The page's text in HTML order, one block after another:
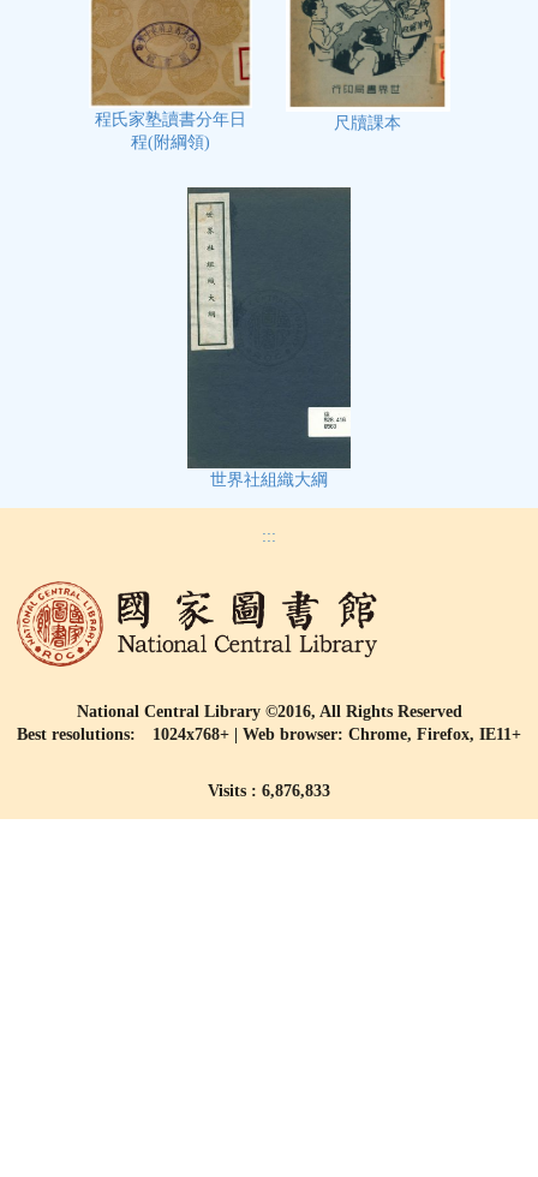
程氏家塾讀書分年日
程(附綱領)
尺牘課本
世界社組織大綱
:::
National Central Library ©2016, All Rights Reserved
Best resolutions: 1024x768+ | Web browser: Chrome, Firefox, IE11+
Visits : 6,876,833